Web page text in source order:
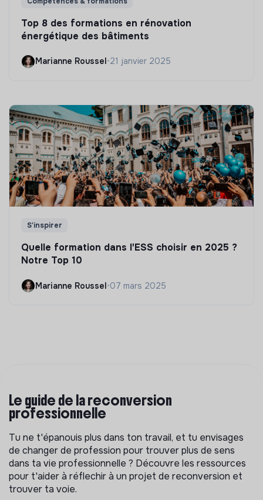
Top 8 des formations en rénovation
énergétique des bâtiments
Marianne Roussel•21 janvier 2025
S'inspirer
Quelle formation dans l'ESS choisir en 2025 ?
Notre Top 10
Marianne Roussel•07 mars 2025
Le guide de la reconversion
professionnelle
Tu ne t'épanouis plus dans ton travail, et tu envisages
de changer de profession pour trouver plus de sens
dans ta vie professionnelle ? Découvre les ressources
pour t'aider à réflechir à un projet de reconversion et
trouver ta voie.